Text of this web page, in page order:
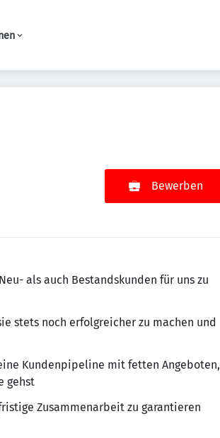
Bewerben
als auch Bestandskunden für uns zu
stets noch erfolgreicher zu machen und
Kundenpipeline mit fetten Angeboten,
gehst
Zusammenarbeit zu garantieren